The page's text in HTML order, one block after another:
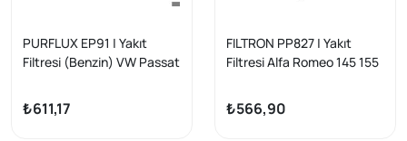
PURFLUX EP91 | Yakıt
Filtresi (Benzin) VW Passat
A6 A8 P205 P309 P405
1.9/2.0
₺611,17
FILTRON PP827 | Yakıt
Filtresi Alfa Romeo 145 155
₺566,90